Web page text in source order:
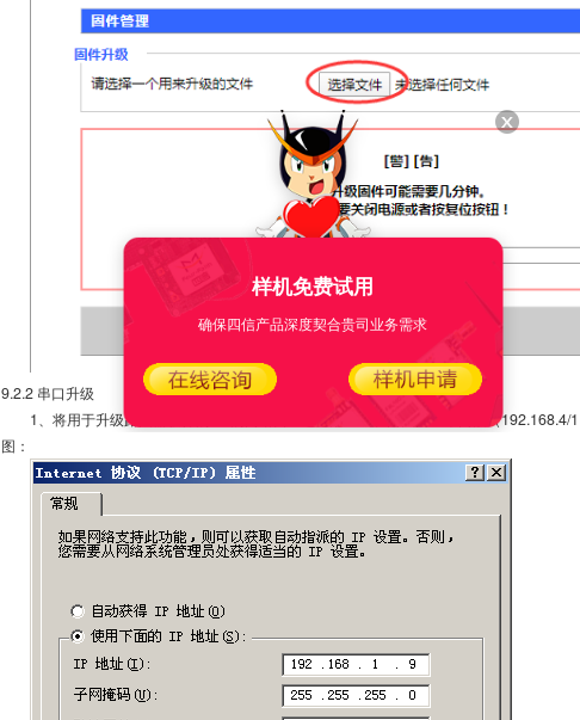
9.2.2 串口升级
1、将用于升级路由器软件的PC的网络口IP地址配置成和网关同一个网段（
图：
样机免费试用
确保四信产品深度契合贵司业务需求